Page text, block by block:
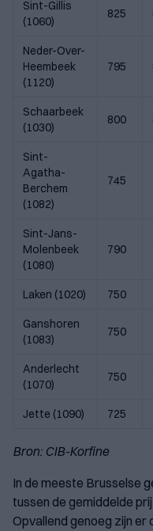
Sint-Gillis
(1060)
825
Neder-Over-
Heembeek
(1120)
795
Schaarbeek
(1030)
800
Sint-
Agatha-
Berchem
(1082)
745
Sint-Jans-
Molenbeek
(1080)
790
Laken (1020) 750
Ganshoren
(1083)
750
Anderlecht
(1070)
750
Jette (1090) 725
Bron: CIB-Korfine
In de meeste Brusselse
tussen de gemiddelde
Opvallend genoeg zijn